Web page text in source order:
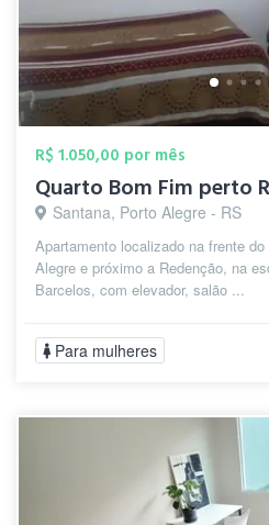
R$ 1.050,00 por mês
Quarto Bom Fim perto
Santana, Porto Alegre - RS
Apartamento localizado na frente
Alegre e próximo a Redenção, na
Barcelos, com elevador, salão ...
Para mulheres